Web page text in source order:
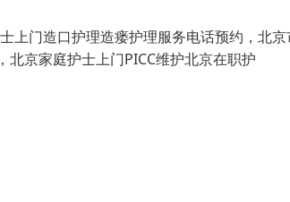
上门造口护理造瘘护理服务电话预约，北
京家庭护士上门PICC维护北京在职护